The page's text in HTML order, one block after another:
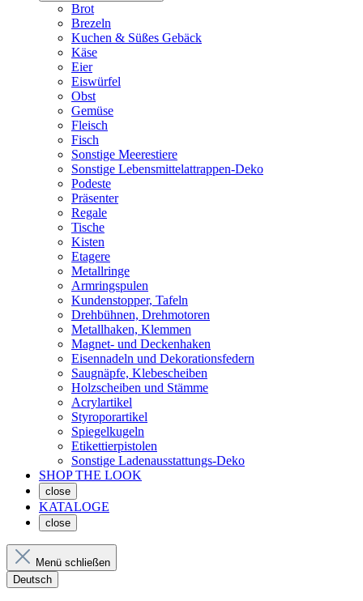
Brot
Brezeln
Kuchen & Süßes Gebäck
Käse
Eier
Eiswürfel
Obst
Gemüse
Fleisch
Fisch
Sonstige Meerestiere
Sonstige Lebensmittelattrappen-Deko
Podeste
Präsenter
Regale
Tische
Kisten
Etagere
Metallringe
Armringspulen
Kundenstopper, Tafeln
Drehbühnen, Drehmotoren
Metallhaken, Klemmen
Magnet- und Deckenhaken
Eisennadeln und Dekorationsfedern
Saugnäpfe, Klebescheiben
Holzscheiben und Stämme
Acrylartikel
Styroporartikel
Spiegelkugeln
Etikettierpistolen
Sonstige Ladenausstattungs-Deko
SHOP THE LOOK
close
KATALOGE
close
Menü schließen
Deutsch